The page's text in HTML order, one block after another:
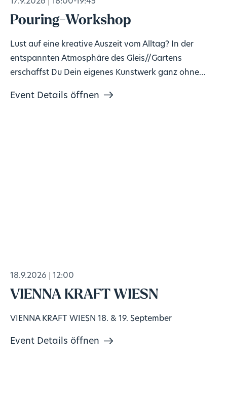
17.9.2026 18:00-19:45
Pouring-Workshop
Lust auf eine kreative Auszeit vom Alltag? In der
entspannten Atmosphäre des Gleis//Gartens
erschaffst Du Dein eigenes Kunstwerk ganz ohne
Event Details öffnen
18.9.2026 12:00
VIENNA KRAFT WIESN
VIENNA KRAFT WIESN 18. & 19. September
Event Details öffnen